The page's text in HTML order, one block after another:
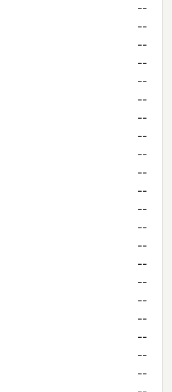
--
--
--
--
--
--
--
--
--
--
--
--
--
--
--
--
--
--
--
--
--